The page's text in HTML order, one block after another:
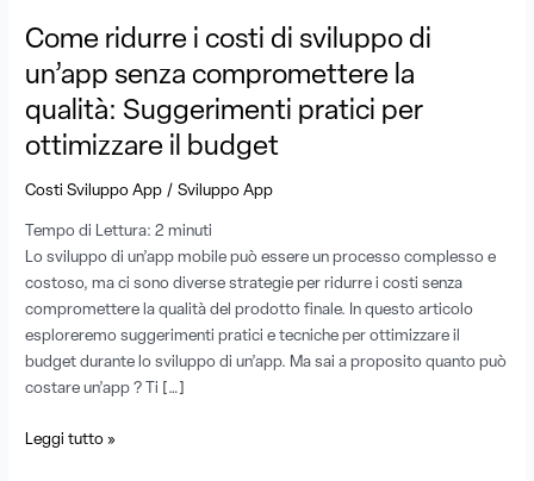
Come ridurre i costi di sviluppo di
un’app senza compromettere la
qualità: Suggerimenti pratici per
ottimizzare il budget
Costi Sviluppo App /Sviluppo App
Tempo di Lettura:2 minuti
Lo sviluppo di un’app mobile può essere un processo complesso e
costoso, ma ci sono diverse strategie per ridurre i costi senza
compromettere la qualità del prodotto finale. In questo articolo
esploreremo suggerimenti pratici e tecniche per ottimizzare il
budget durante lo sviluppo di un’app. Ma sai a proposito quanto può
costare un’app ? Ti […]
compromettere
qualità:
Suggerimenti
pratici
ottimizzare
budget
Leggi tutto »